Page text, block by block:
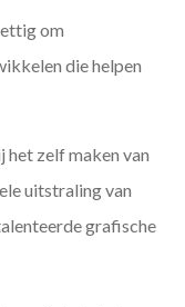
om
die helpen
zelf maken van
uitstraling van
grafische